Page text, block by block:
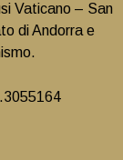
Vaticano – San
di Andorra e